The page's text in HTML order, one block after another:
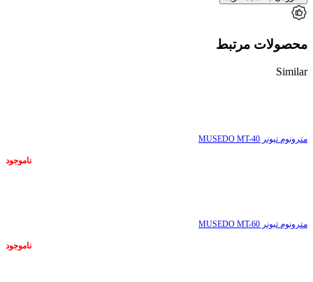
محصولات مرتبط
Similar
مترونوم تیونر MUSEDO MT-40
ناموجود
مترونوم تیونر MUSEDO MT-60
ناموجود